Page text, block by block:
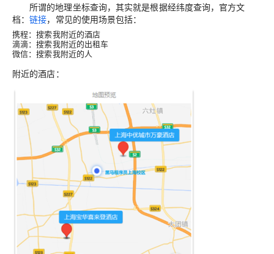
所谓的地理坐标查询，其实就是根据经纬度查询，官方文
档：链接，常见的使用场景包括：
携程：搜索我附近的酒店
滴滴：搜索我附近的出租车
微信：搜索我附近的人
附近的酒店：